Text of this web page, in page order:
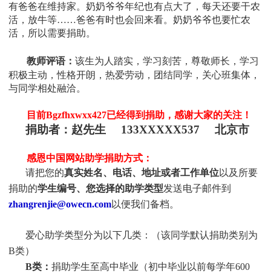
有爸爸在维持家。奶奶爷爷年纪也有点大了，每天还要干农
活，放牛等……爸爸有时也会回来看。奶奶爷爷也要忙农
活，所以需要捐助。
教师评语： 该生为人踏实，学习刻苦，尊敬师长，学习
积极主动，性格开朗，热爱劳动，团结同学，关心班集体，
与同学相处融洽。
目前Bgzfhxwxx427已经得到捐助，感谢大家的关注！
捐助者：赵先生 133XXXXX537 北京市
感恩中国网站助学捐助方式：
请把您的真实姓名、电话、地址或者工作单位以及所要
捐助的学生编号、您选择的助学类型发送电子邮件到
zhangrenjie@owecn.com以便我们备档。
爱心助学类型分为以下几类：（该同学默认捐助类别为
B类）
B类： 捐助学生至高中毕业（初中毕业以前每学年600